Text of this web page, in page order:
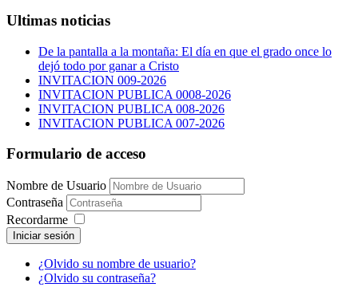
Ultimas noticias
De la pantalla a la montaña: El día en que el grado once lo
dejó todo por ganar a Cristo
INVITACION 009-2026
INVITACION PUBLICA 0008-2026
INVITACION PUBLICA 008-2026
INVITACION PUBLICA 007-2026
Formulario de acceso
Nombre de Usuario
Contraseña
Recordarme
Iniciar sesión
¿Olvido su nombre de usuario?
¿Olvido su contraseña?